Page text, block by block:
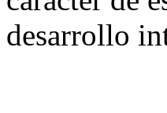
desarrollo